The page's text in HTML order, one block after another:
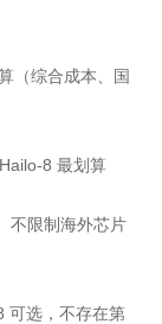
（综合成本、国
8 最划算
不限制海外芯片
可选，不存在第